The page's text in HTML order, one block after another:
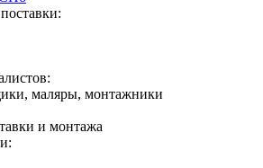
маляры, монтажники
и монтажа